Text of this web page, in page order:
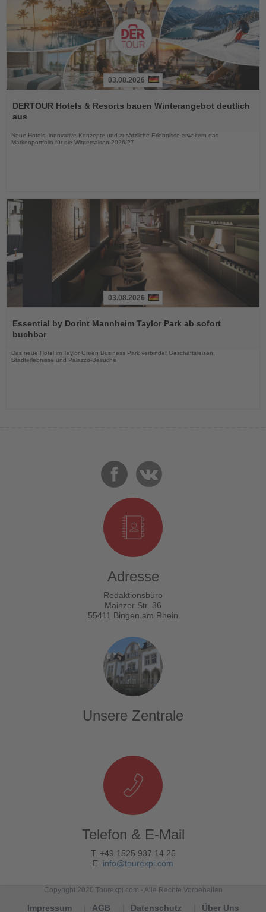
Sie
die
03.08.2026
DERTOUR Hotels & Resorts bauen Winterangebot deutlich
aus
Neue Hotels, innovative Konzepte und zusätzliche Erlebnisse erweitern das
Markenportfolio für die Wintersaison 2026/27
Sie
die
03.08.2026
Essential by Dorint Mannheim Taylor Park ab sofort
buchbar
Das neue Hotel im Taylor Green Business Park verbindet Geschäftsreisen,
Stadterlebnisse und Palazzo-Besuche
Adresse
Redaktionsbüro
Mainzer Str. 36
55411 Bingen am Rhein
Unsere Zentrale
Telefon & E-Mail
T. +49 1525 937 14 25
E. info@tourexpi.com
Copyright 2020 Tourexpi.com - Alle Rechte Vorbehalten
Impressum AGB Datenschutz Über Uns